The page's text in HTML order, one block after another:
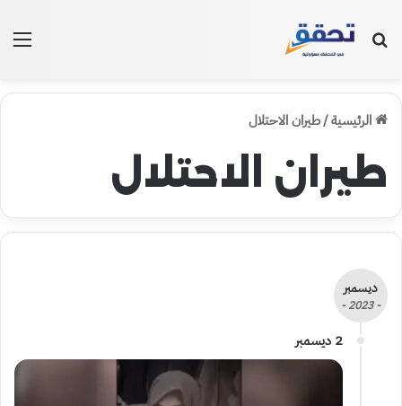
بحث عن
الرئيسية/طيران الاحتلال
طيران الاحتلال
ديسمبر
- 2023 -
2 ديسمبر